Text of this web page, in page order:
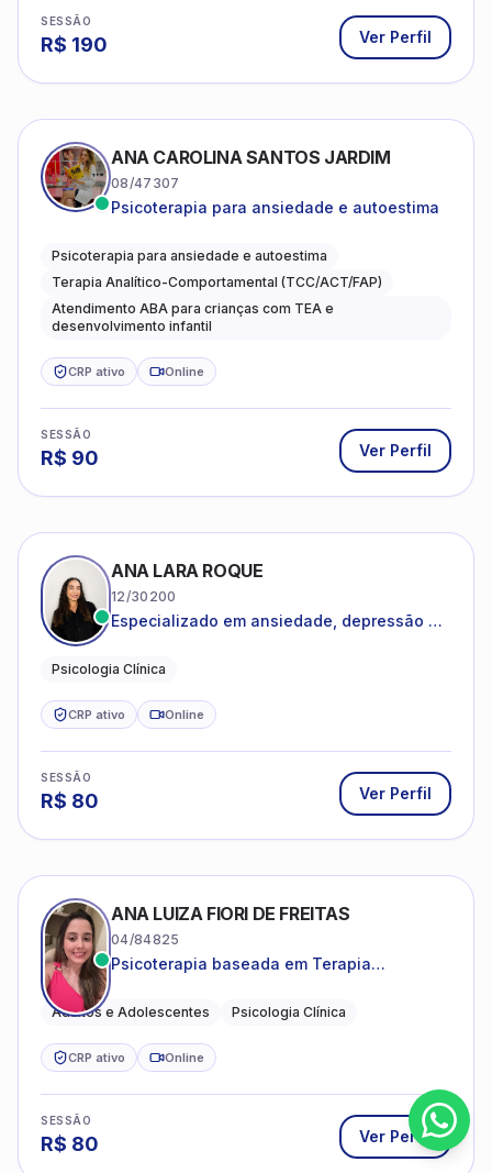
SESSÃO
R$ 190 Ver Perfil
ANA CAROLINA SANTOS JARDIM
08/47307
Psicoterapia para ansiedade e autoestima
Psicoterapia para ansiedade e autoestima
Terapia Analítico-Comportamental (TCC/ACT/FAP)
Atendimento ABA para crianças com TEA e
desenvolvimento infantil
CRP ativo Online
SESSÃO
R$ 90 Ver Perfil
ANA LARA ROQUE
12/30200
Especializado em ansiedade, depressão e
Psicologia Clínica
CRP ativo Online
SESSÃO
R$ 80 Ver Perfil
ANA LUIZA FIORI DE FREITAS
04/84825
Psicoterapia baseada em Terapia
Adultos e Adolescentes Psicologia Clínica
CRP ativo Online
SESSÃO
R$ 80 Ver Perfil